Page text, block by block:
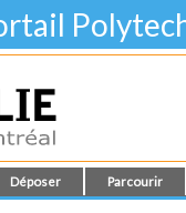
Déposer Parcourir